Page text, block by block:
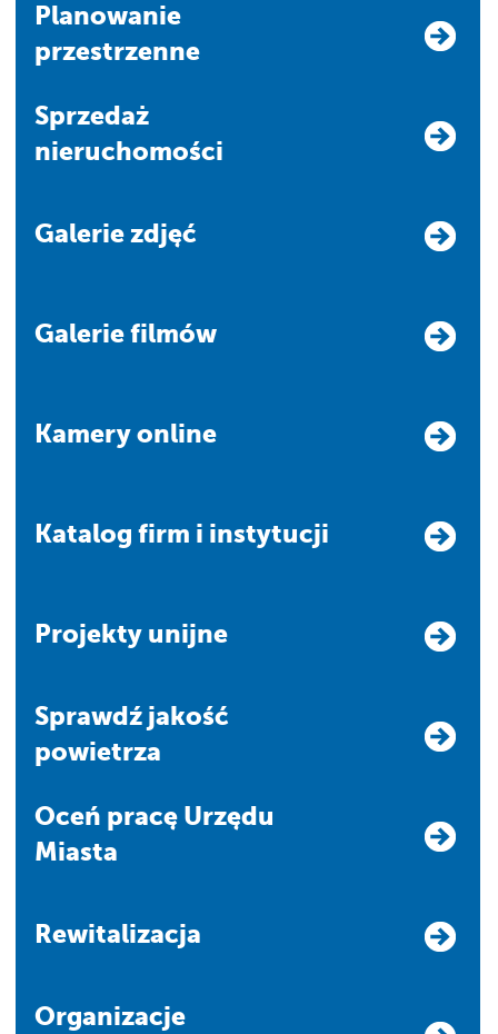
Planowanie
przestrzenne
Sprzedaż
nieruchomości
Galerie zdjęć
Galerie filmów
Kamery online
Katalog firm i instytucji
Projekty unijne
Sprawdź jakość
powietrza
Oceń pracę Urzędu
Miasta
Rewitalizacja
Organizacje